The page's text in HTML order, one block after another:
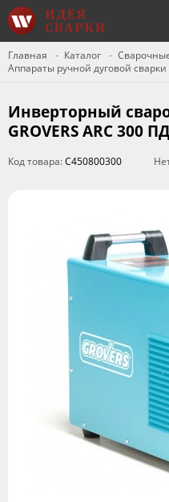
Главная Каталог
Аппараты ручной дуговой сварки
Инверторный
GROVERS ARC 300
Код товара:C450800300